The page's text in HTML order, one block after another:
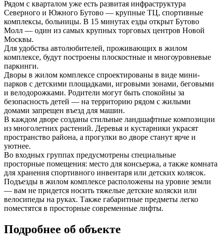
Рядом с кварталом уже есть развитая инфраструктура
Северного и Южного Бутово — крупные ТЦ, спортивные
комплексы, больницы. В 15 минутах езды открыт Бутово
Молл — один из самых крупных торговых центров Новой
Москвы.
Для удобства автолюбителей, проживающих в жилом
комплексе, будут построены плоскостные и многоуровневые
паркинги.
Дворы в жилом комплексе спроектированы в виде мини-
парков с детскими площадками, игровыми зонами, беговыми
и велодорожками. Родители могут быть спокойны за
безопасность детей — на территорию рядом с жилыми
домами запрещен въезд для машин.
В каждом дворе созданы стильные ландшафтные композиции
из многолетних растений. Деревья и кустарники украсят
пространство района, а прогулки во дворе станут ярче и
уютнее.
Во входных группах предусмотрены специальные
просторные помещения: место для консьержа, а также комната
для хранения спортивного инвентаря или детских колясок.
Подъезды в жилом комплексе расположены на уровне земли
— вам не придется носить тяжелые детские коляски или
велосипеды на руках. Также габаритные предметы легко
поместятся в просторные современные лифты.
Подробнее об объекте